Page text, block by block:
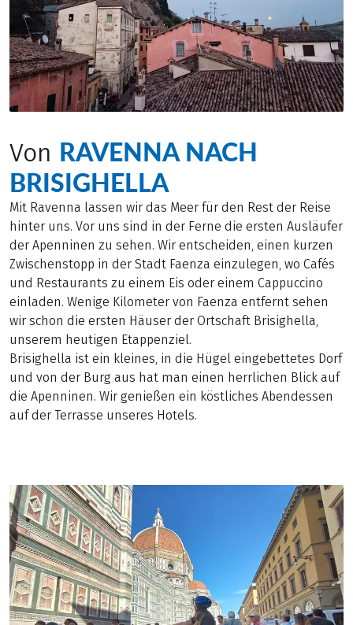
Von RAVENNA NACH
BRISIGHELLA
Mit Ravenna lassen wir das Meer für den Rest der Reise
hinter uns. Vor uns sind in der Ferne die ersten Ausläufer
der Apenninen zu sehen. Wir entscheiden, einen kurzen
Zwischenstopp in der Stadt Faenza einzulegen, wo Cafés
und Restaurants zu einem Eis oder einem Cappuccino
einladen. Wenige Kilometer von Faenza entfernt sehen
wir schon die ersten Häuser der Ortschaft Brisighella,
unserem heutigen Etappenziel.
Brisighella ist ein kleines, in die Hügel eingebettetes Dorf
und von der Burg aus hat man einen herrlichen Blick auf
die Apenninen. Wir genießen ein köstliches Abendessen
auf der Terrasse unseres Hotels.